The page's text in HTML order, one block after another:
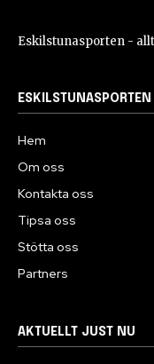
Eskilstunasporten -
ESKILSTUNASPORTEN
Hem
Om oss
Kontakta oss
Tipsa oss
Stötta oss
Partners
AKTUELLT JUST NU